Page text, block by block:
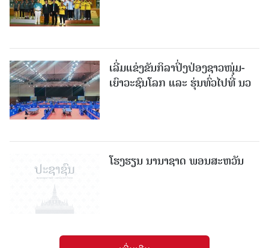
ເລີ່ມແຂ່ງຂັນກິລາປິ່ງປ່ອງຊາວໜຸ່ມ-
ເຍົາວະຊົນໂລກ ແລະ ຮຸ່ນທົ່ວໄປທີ່ ນວ
ໂຮງຮຽນ ນານາຊາດ ພອນສະຫວັນ